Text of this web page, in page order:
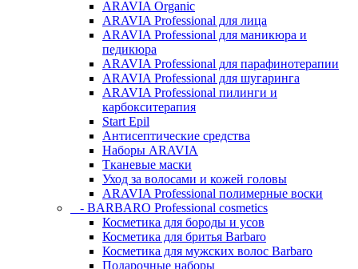
ARAVIA Organic
ARAVIA Professional для лица
ARAVIA Professional для маникюра и
педикюра
ARAVIA Professional для парафинотерапии
ARAVIA Professional для шугаринга
ARAVIA Professional пилинги и
карбокситерапия
Start Epil
Антисептические средства
Наборы ARAVIA
Тканевые маски
Уход за волосами и кожей головы
ARAVIA Professional полимерные воски
- BARBARO Professional cosmetics
Косметика для бороды и усов
Косметика для бритья Barbaro
Косметика для мужских волос Barbaro
Подарочные наборы